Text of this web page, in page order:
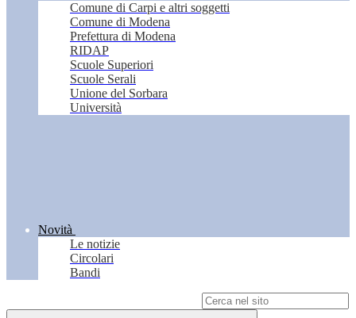
Comune di Carpi e altri soggetti
Comune di Modena
Prefettura di Modena
RIDAP
Scuole Superiori
Scuole Serali
Unione del Sorbara
Università
Novità
Le notizie
Circolari
Bandi